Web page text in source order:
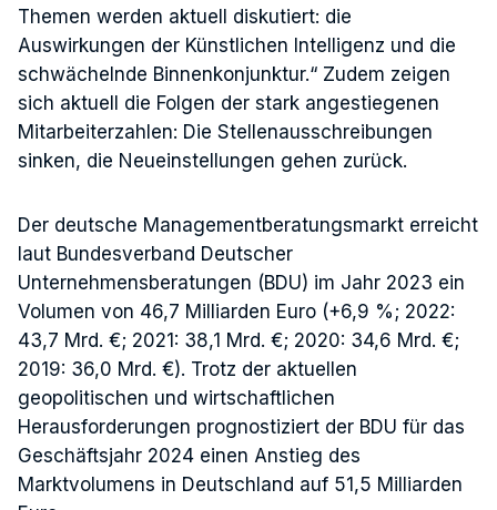
Themen werden aktuell diskutiert: die
Auswirkungen der Künstlichen Intelligenz und die
schwächelnde Binnenkonjunktur.“ Zudem zeigen
sich aktuell die Folgen der stark angestiegenen
Mitarbeiterzahlen: Die Stellenausschreibungen
sinken, die Neueinstellungen gehen zurück.
Der deutsche Managementberatungsmarkt erreicht
laut Bundesverband Deutscher
Unternehmensberatungen (BDU) im Jahr 2023 ein
Volumen von 46,7 Milliarden Euro (+6,9 %; 2022:
43,7 Mrd. €; 2021: 38,1 Mrd. €; 2020: 34,6 Mrd. €;
2019: 36,0 Mrd. €). Trotz der aktuellen
geopolitischen und wirtschaftlichen
Herausforderungen prognostiziert der BDU für das
Geschäftsjahr 2024 einen Anstieg des
Marktvolumens in Deutschland auf 51,5 Milliarden